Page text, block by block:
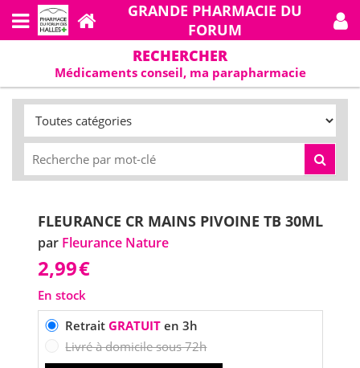
GRANDE PHARMACIE DU
FORUM
RECHERCHER
Médicaments conseil, ma parapharmacie
FLEURANCE CR MAINS PIVOINE TB 30ML
par Fleurance Nature
2,99€
En stock
RetraitGRATUIT en 3h
Livré à domicile sous 72h